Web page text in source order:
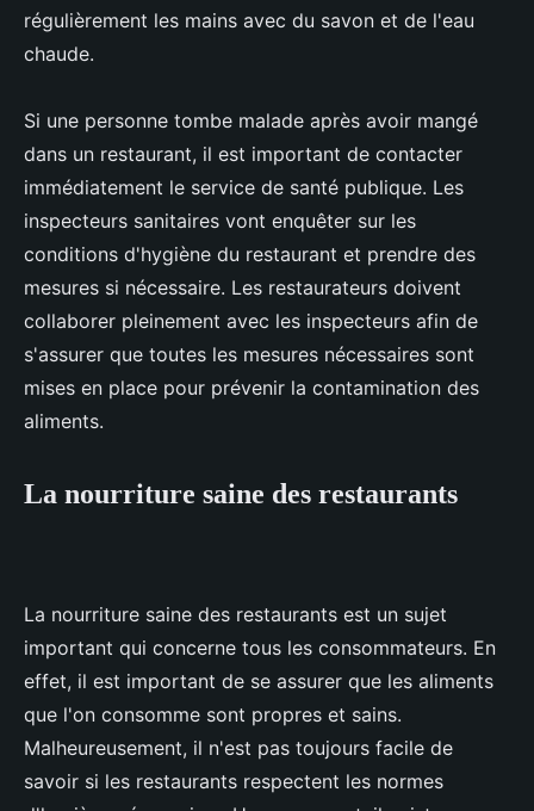
régulièrement les mains avec du savon et de l'eau
chaude.
Si une personne tombe malade après avoir mangé
dans un restaurant, il est important de contacter
immédiatement le service de santé publique. Les
inspecteurs sanitaires vont enquêter sur les
conditions d'hygiène du restaurant et prendre des
mesures si nécessaire. Les restaurateurs doivent
collaborer pleinement avec les inspecteurs afin de
s'assurer que toutes les mesures nécessaires sont
mises en place pour prévenir la contamination des
aliments.
La nourriture saine des restaurants
La nourriture saine des restaurants est un sujet
important qui concerne tous les consommateurs. En
effet, il est important de se assurer que les aliments
que l'on consomme sont propres et sains.
Malheureusement, il n'est pas toujours facile de
savoir si les restaurants respectent les normes